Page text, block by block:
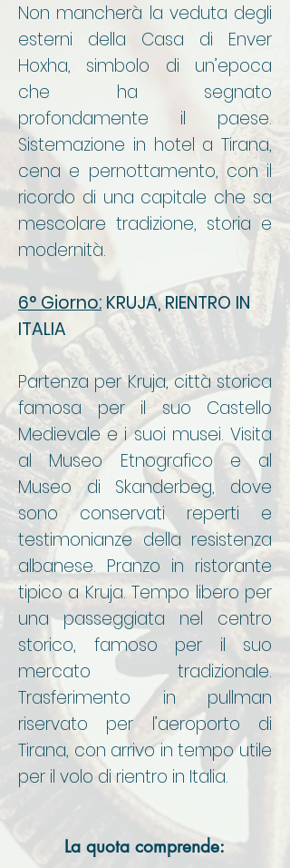
Non mancherà la veduta degli
esterni della Casa di Enver
Hoxha, simbolo di un’epoca
che ha segnato
profondamente il paese.
Sistemazione in hotel a Tirana,
cena e pernottamento, con il
ricordo di una capitale che sa
mescolare tradizione, storia e
modernità.
6° Giorno: KRUJA, RIENTRO IN
ITALIA
Partenza per Kruja, città storica
famosa per il suo Castello
Medievale e i suoi musei. Visita
al Museo Etnografico e al
Museo di Skanderbeg, dove
sono conservati reperti e
testimonianze della resistenza
albanese. Pranzo in ristorante
tipico a Kruja. Tempo libero per
una passeggiata nel centro
storico, famoso per il suo
mercato tradizionale.
Trasferimento in pullman
riservato per l’aeroporto di
Tirana, con arrivo in tempo utile
per il volo di rientro in Italia.
La quota comprende: